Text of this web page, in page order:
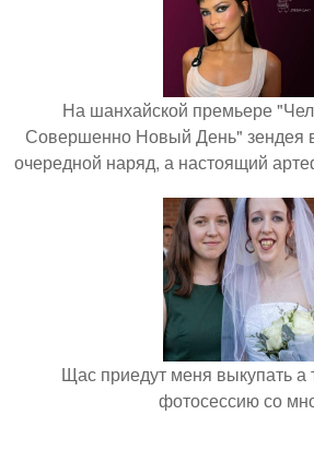
На шанхайской премьере
Совершенно Новый День" зендея
очередной наряд, а настоящий
Щас приедут меня выкупать а
фотосессию со